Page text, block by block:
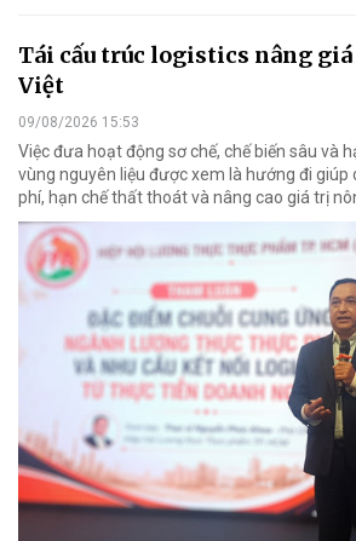
Tái cấu trúc logistics nâng
Việt
09/08/2026 15:53
Việc đưa hoạt động sơ chế, chế biến sâu và
vùng nguyên liệu được xem là hướng đi giúp
phí, hạn chế thất thoát và nâng cao giá trị